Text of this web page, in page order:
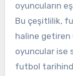
oyuncuların
Bu çeşitlilik,
haline getiren
oyuncular ise
futbol